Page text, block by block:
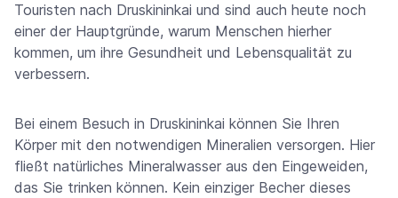
Touristen nach Druskininkai und sind auch heute noch
einer der Hauptgründe, warum Menschen hierher
kommen, um ihre Gesundheit und Lebensqualität zu
verbessern.
Bei einem Besuch in Druskininkai können Sie Ihren
Körper mit den notwendigen Mineralien versorgen. Hier
fließt natürliches Mineralwasser aus den Eingeweiden,
das Sie trinken können. Kein einziger Becher dieses